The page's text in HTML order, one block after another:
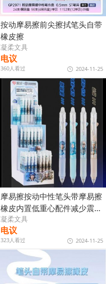
按动摩易擦前尖擦拭笔头自带
橡皮擦
凝柔文具
电议
360人看过 2024-11-25
摩易擦按动中性笔头带摩易擦
橡皮内置低重心配件减少震动
书写稳定
凝柔文具
电议
323人看过 2024-11-25